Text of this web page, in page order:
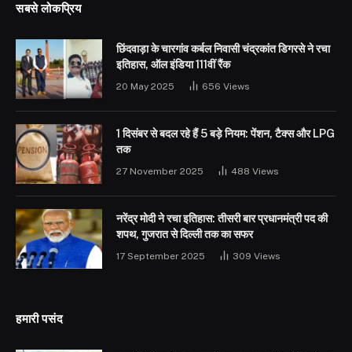
सबसे लोकप्रिय
छिंदवाड़ा के चारगांव कर्बल निवासी चंद्रकांत डिगरसे ने रचा
इतिहास, ऑल इंडिया 111वीं रैंक
20 May 2025 656 Views
1 दिसंबर से बदल रहे हैं 5 बड़े नियम: पेंशन, टैक्स और LPG
तक
27 November 2025 488 Views
नरेंद्र मोदी ने रचा इतिहास: तीसरी बार प्रधानमंत्री पद की
शपथ, गुजरात से दिल्ली तक का सफर
17 September 2025 309 Views
हमारी पसंद